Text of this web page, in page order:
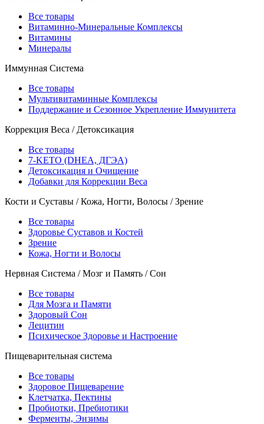
Все товары
Витаминно-Минеральные Комплексы
Витамины
Минералы
Иммунная Система
Все товары
Мультивитаминные Комплексы
Поддержание и Сезонное Укрепление Иммунитета
Коррекция Веса / Детоксикация
Все товары
7-KETO (DHEA, ДГЭА)
Детоксикация и Очищение
Добавки для Коррекции Веса
Кости и Суставы / Кожа, Ногти, Волосы / Зрение
Все товары
Здоровье Суставов и Костей
Зрение
Кожа, Ногти и Волосы
Нервная Система / Мозг и Память / Сон
Все товары
Для Мозга и Памяти
Здоровый Сон
Лецитин
Психическое Здоровье и Настроение
Пищеварительная система
Все товары
Здоровое Пищеварение
Клетчатка, Пектины
Пробиотки, Пребиотики
Ферменты, Энзимы